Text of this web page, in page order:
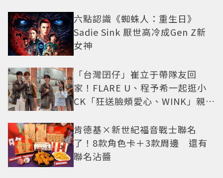
六點認識《蜘蛛人：重生日》
Sadie Sink 厭世高冷成Gen Z新
女神
「台灣囝仔」崔立于帶隊友回
家！FLARE U、程予希一起逛小
CK「狂送臉頰愛心、WINK」親曝
肯德基×新世紀福音戰士聯名
了！8款角色卡＋3款周邊 還有
聯名沾醬